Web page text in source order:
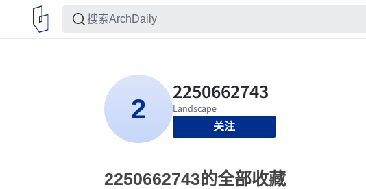
关注
2250662743的全部收藏